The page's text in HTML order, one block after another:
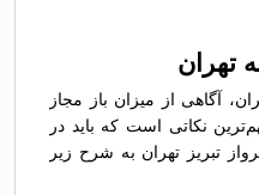
تهران
آگاهی از میزان باز مجاز
نکاتی است که باید در
تبریز تهران به شرح زیر